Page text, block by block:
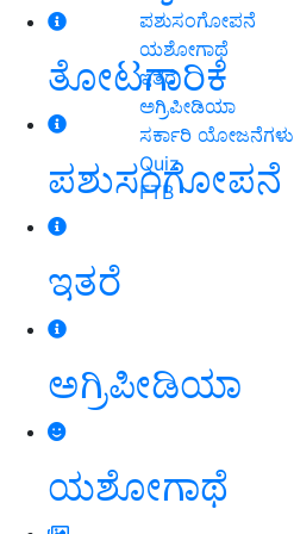
ತೋಟಗಾರಿಕೆ
ಪಶುಸಂಗೋಪನೆ
ಇತರೆ
ಅಗ್ರಿಪೀಡಿಯಾ
ಯಶೋಗಾಥೆ
ಪಶುಸಂಗೋಪನೆ
ಯಶೋಗಾಥೆ
ಇತರೆ
ಅಗ್ರಿಪೀಡಿಯಾ
ಸರ್ಕಾರಿ ಯೋಜನೆಗಳು
Quiz
FTB